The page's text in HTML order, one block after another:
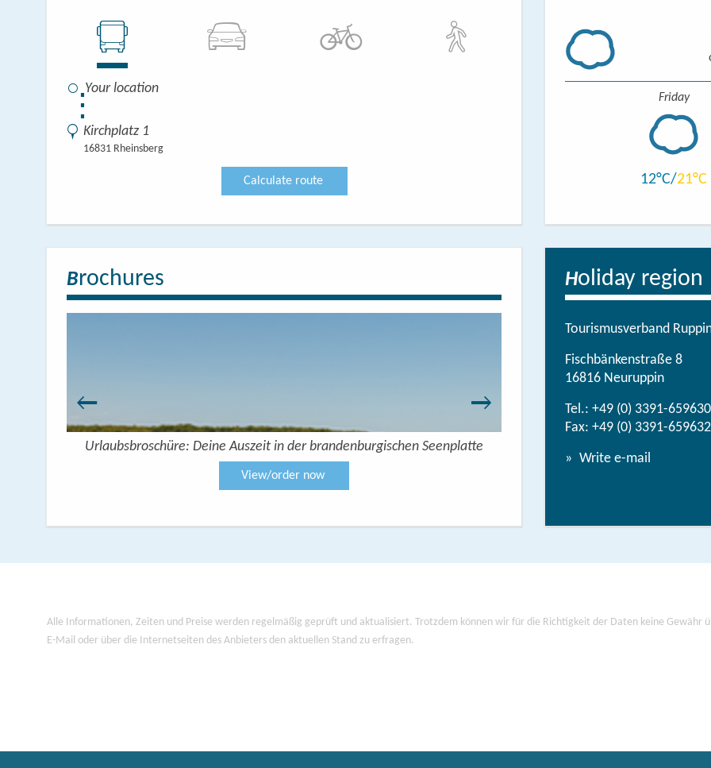
⋮
Kirchplatz 1
16831 Rheinsberg
Calculate route
Friday
12 21
Brochures
Urlaubsbroschüre: Deine Auszeit in der brandenburgischen Seenplatte
View/order now
Holiday region
Tourismusverband
Fischbänkenstraße 8
16816 Neuruppin
Tel.: +49 (0) 3391-659630
Fax: +49 (0) 3391-659632
Write e-mail
Alle Informationen, Zeiten und Preise werden regelmäßig geprüft und aktualisiert. Trotzdem können wir für die Richtigkeit der Daten keine Gewähr
E-Mail oder über die Internetseiten des Anbieters den aktuellen Stand zu erfragen.